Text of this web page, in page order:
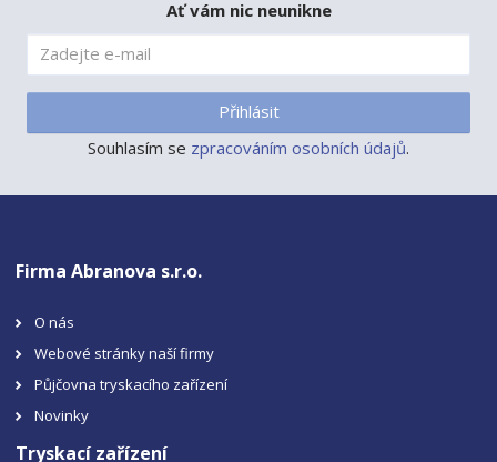
Ať vám nic neunikne
Přihlásit
Souhlasím se zpracováním osobních údajů.
Firma Abranova s.r.o.
O nás
Webové stránky naší firmy
Půjčovna tryskacího zařízení
Novinky
Tryskací zařízení